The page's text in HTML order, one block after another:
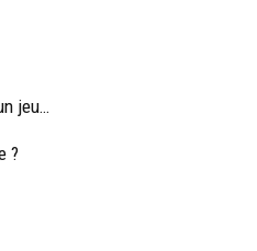
jeu…
?